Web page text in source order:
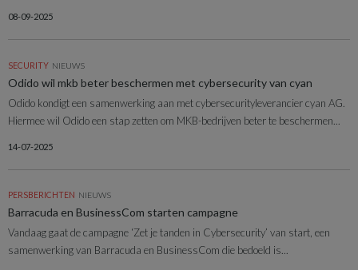
08-09-2025
SECURITY NIEUWS
Odido wil mkb beter beschermen met cybersecurity van cyan
Odido kondigt een samenwerking aan met cybersecurityleverancier cyan AG.
Hiermee wil Odido een stap zetten om MKB-bedrijven beter te beschermen...
14-07-2025
PERSBERICHTEN NIEUWS
Barracuda en BusinessCom starten campagne
Vandaag gaat de campagne ‘Zet je tanden in Cybersecurity’ van start, een
samenwerking van Barracuda en BusinessCom die bedoeld is...